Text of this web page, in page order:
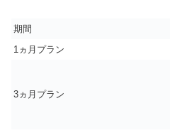
期間
1ヵ月プラン
3ヵ月プラン